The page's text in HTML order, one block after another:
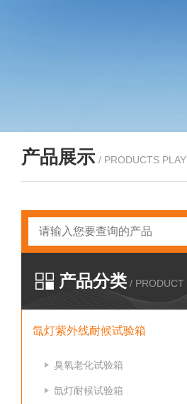
产品展示 / PRODUCTS PLAY
产品分类 / PRODUCT
氙灯紫外线耐候试验箱
臭氧老化试验箱
氙灯耐候试验箱